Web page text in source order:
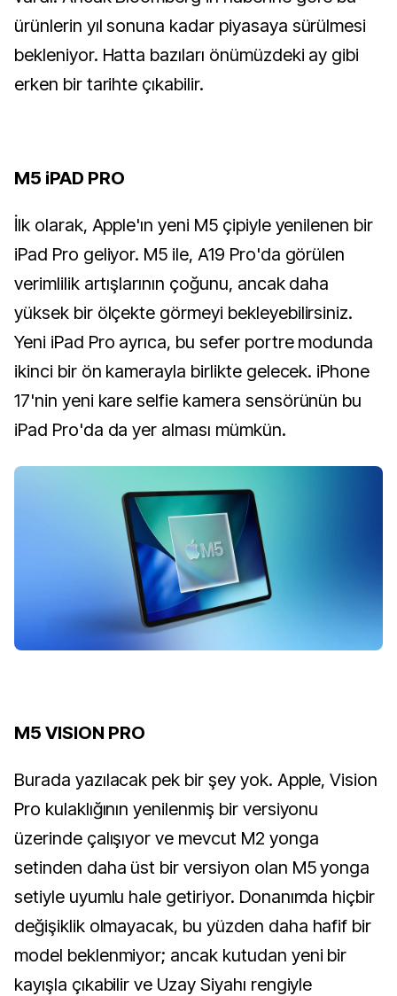
ürünlerin yıl sonuna kadar piyasaya sürülmesi
bekleniyor. Hatta bazıları önümüzdeki ay gibi
erken bir tarihte çıkabilir.
M5 iPAD PRO
İlk olarak, Apple'ın yeni M5 çipiyle yenilenen bir
iPad Pro geliyor. M5 ile, A19 Pro'da görülen
verimlilik artışlarının çoğunu, ancak daha
yüksek bir ölçekte görmeyi bekleyebilirsiniz.
Yeni iPad Pro ayrıca, bu sefer portre modunda
ikinci bir ön kamerayla birlikte gelecek. iPhone
17'nin yeni kare selfie kamera sensörünün bu
iPad Pro'da da yer alması mümkün.
M5 VISION PRO
Burada yazılacak pek bir şey yok. Apple, Vision
Pro kulaklığının yenilenmiş bir versiyonu
üzerinde çalışıyor ve mevcut M2 yonga
setinden daha üst bir versiyon olan M5 yonga
setiyle uyumlu hale getiriyor. Donanımda hiçbir
değişiklik olmayacak, bu yüzden daha hafif bir
model beklenmiyor; ancak kutudan yeni bir
kayışla çıkabilir ve Uzay Siyahı rengiyle